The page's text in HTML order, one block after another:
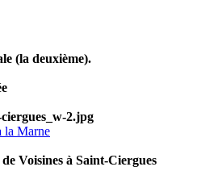
(la deuxième).
2.jpg
la Marne
Voisines à Saint-Ciergues